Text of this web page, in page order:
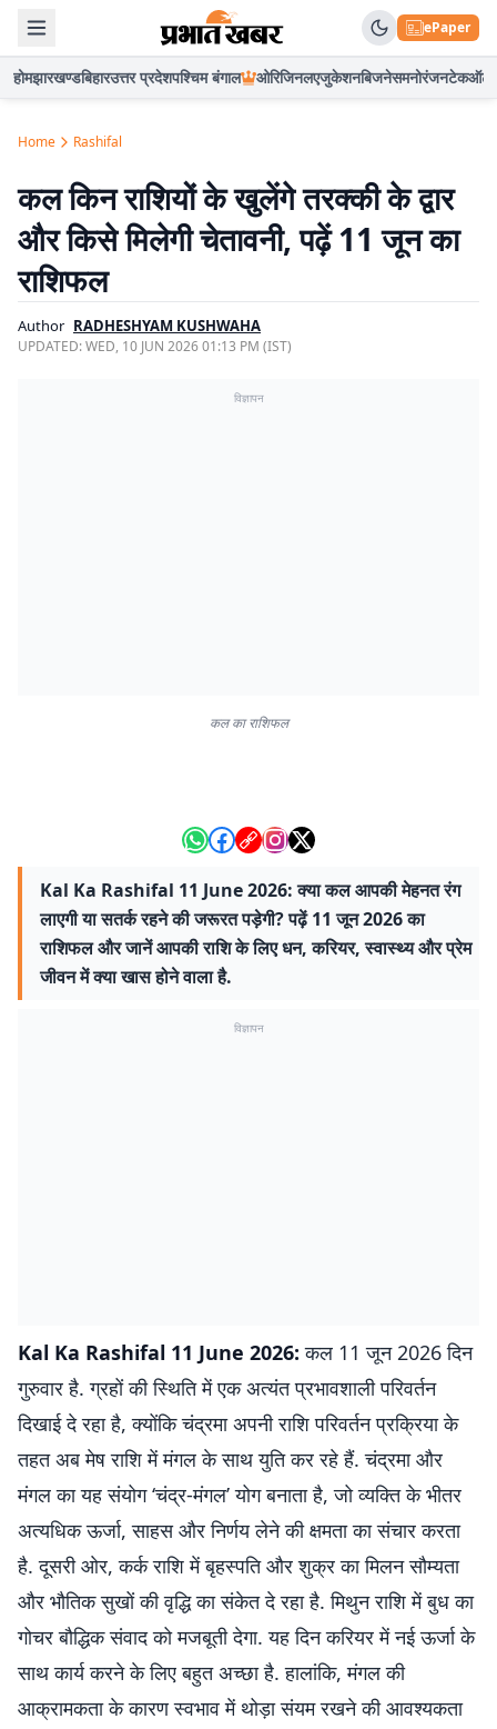
ePaper
होमझारखण्डबिहारउत्तर प्रदेशपश्चिम बंगाल ओरिजिनलएजुकेशनबिजनेसमनोरंजनटेकऑटो
Home Rashifal
कल किन राशियों के खुलेंगे तरक्की के द्वार
और किसे मिलेगी चेतावनी, पढ़ें 11 जून का
राशिफल
Author RADHESHYAM KUSHWAHA
UPDATED:WED, 10 JUN 2026 01:13 PM (IST)
विज्ञापन
कल का राशिफल
Kal Ka Rashifal 11 June 2026: क्या कल आपकी मेहनत रंग
लाएगी या सतर्क रहने की जरूरत पड़ेगी? पढ़ें 11 जून 2026 का
राशिफल और जानें आपकी राशि के लिए धन, करियर, स्वास्थ्य और प्रेम
जीवन में क्या खास होने वाला है.
विज्ञापन
Kal Ka Rashifal 11 June 2026:कल 11 जून 2026 दिन
गुरुवार है. ग्रहों की स्थिति में एक अत्यंत प्रभावशाली परिवर्तन
दिखाई दे रहा है, क्योंकि चंद्रमा अपनी राशि परिवर्तन प्रक्रिया के
तहत अब मेष राशि में मंगल के साथ युति कर रहे हैं. चंद्रमा और
मंगल का यह संयोग ‘चंद्र-मंगल’ योग बनाता है, जो व्यक्ति के भीतर
अत्यधिक ऊर्जा, साहस और निर्णय लेने की क्षमता का संचार करता
है. दूसरी ओर, कर्क राशि में बृहस्पति और शुक्र का मिलन सौम्यता
और भौतिक सुखों की वृद्धि का संकेत दे रहा है. मिथुन राशि में बुध का
गोचर बौद्धिक संवाद को मजबूती देगा. यह दिन करियर में नई ऊर्जा के
साथ कार्य करने के लिए बहुत अच्छा है. हालांकि, मंगल की
आक्रामकता के कारण स्वभाव में थोड़ा संयम रखने की आवश्यकता